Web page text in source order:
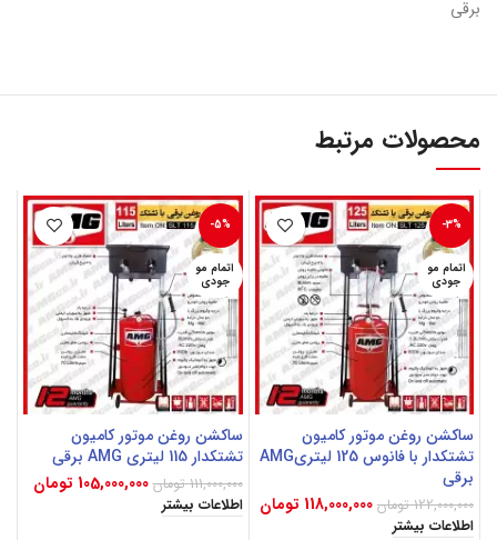
برقی
محصولات مرتبط
-3%
اتمام مو
جودی
ساکشن روغن موتور کامیون
تشتکدار با فانوس 125 لیتریAMG
برقی
122,000,000 تومان 118,000,000 تومان
اطلاعات بیشتر
-5%
اتمام مو
جودی
ساکشن روغن موتور کامیون
تشتکدار 115 لیتری AMG برقی
111,000,000 تومان 105,000,000 تومان
اطلاعات بیشتر